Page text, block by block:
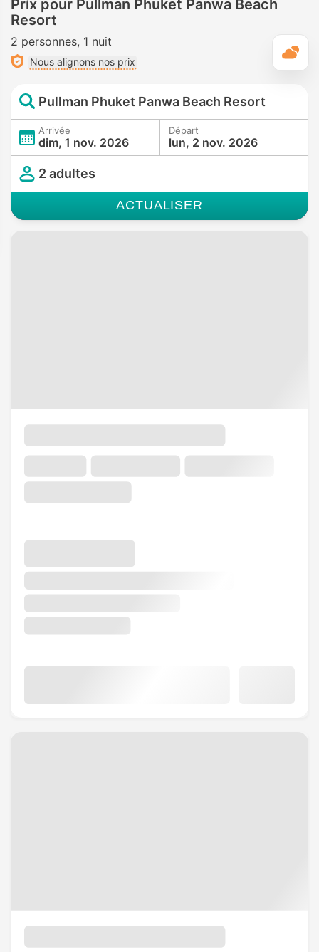
Prix pour Pullman Phuket Panwa Beach
Resort
2 personnes 1 nuit
Nous alignons nos prix
Pullman Phuket Panwa Beach Resort
Arrivée
dim, 1 nov. 2026
Départ
lun, 2 nov. 2026
2 adultes
ACTUALISER